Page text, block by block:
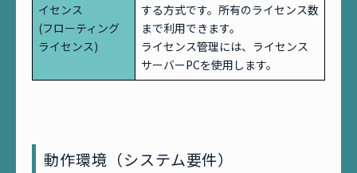
イセンス
(フローティング
ライセンス)
する方式です。所有のライセンス数
まで利用できます。
ライセンス管理には、ライセンス
サーバーPCを使用します。
動作環境（システム要件）